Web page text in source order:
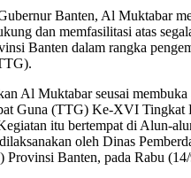
Banten, Al Muktabar
dan memfasilitasi atas
Banten dalam rangka
Al Muktabar seusai membuka
Guna (TTG) Ke-XVI Tingkat
itu bertempat di Alun-
oleh Dinas
Provinsi Banten, pada Rabu